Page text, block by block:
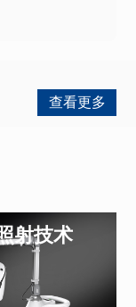
查看更多
射技术